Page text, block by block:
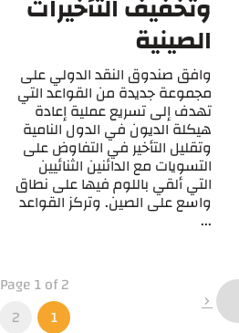
وتخفيف التأخيرات
الصينية
وافق صندوق النقد الدولي على
مجموعة جديدة من القواعد التي
تهدف إلى تسريع عملية إعادة
هيكلة الديون في الدول النامية
وتقليل التأخير في التفاوض على
التسويات مع الدائنين الثنائيين
التي ألقي باللوم فيها على نطاق
واسع على الصين. وتركز القواعد
...
Page 1 of 2
1
2